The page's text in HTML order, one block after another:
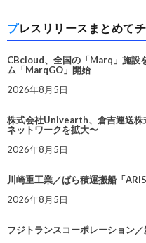
プレスリリースまとめて
CBcloud、全国の「Marq」施設
ム「MarqGO」開始
2026年8月5日
株式会社Univearth、倉吉運送株
ネットワークを拡大〜
2026年8月5日
川崎重工業／ばら積運搬船「
2026年8月5日
フジトランスコーポレーション